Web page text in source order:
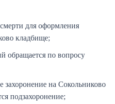
для оформления
кладбище;
обращается по вопросу
захоронение на Сокольниково
подзахоронение;